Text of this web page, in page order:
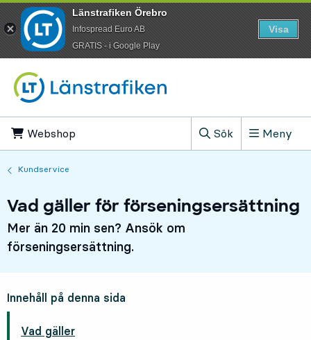
Webshop
Sök
, Visa sökfältet
Meny
Kundservice
Vad gäller för förseningsersättning
Mer än 20 min sen? Ansök om
förseningsersättning.
Innehåll på denna sida
Vad gäller
Länstrafiken Örebro
Infospread Euro AB
​GRATIS - i Google Play
Visa